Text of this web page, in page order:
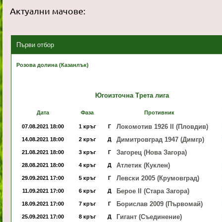
Актуални мачове:
Първи отбор
Розова долина (Казанлък)
Югоизточна Трета лига
Дата Фаза Противник
07.08.2021 18:00 1 кръг Г Локомотив 1926 II (Пловдив)
14.08.2021 18:00 2 кръг Д Димитровград 1947 (Димгр)
21.08.2021 18:00 3 кръг Г Загорец (Нова Загора)
28.08.2021 18:00 4 кръг Д Атлетик (Куклен)
29.09.2021 17:00 5 кръг Г Левски 2005 (Крумовград)
11.09.2021 17:00 6 кръг Д Берое II (Стара Загора)
18.09.2021 17:00 7 кръг Г Борислав 2009 (Първомай)
25.09.2021 17:00 8 кръг Д Гигант (Съединение)